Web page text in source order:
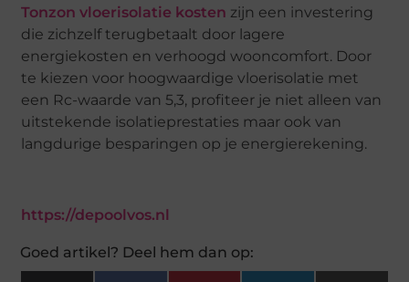
Tonzon vloerisolatie kosten zijn een investering
die zichzelf terugbetaalt door lagere
energiekosten en verhoogd wooncomfort. Door
te kiezen voor hoogwaardige vloerisolatie met
een Rc-waarde van 5,3, profiteer je niet alleen van
uitstekende isolatieprestaties maar ook van
langdurige besparingen op je energierekening.
https://depoolvos.nl
Goed artikel? Deel hem dan op: